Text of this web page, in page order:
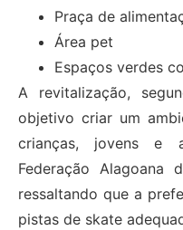
Praça de
Área pet
Espaços verdes
A revitalização,
objetivo criar um
crianças, jovens e
Federação Alagoana
ressaltando que a
pistas de skate